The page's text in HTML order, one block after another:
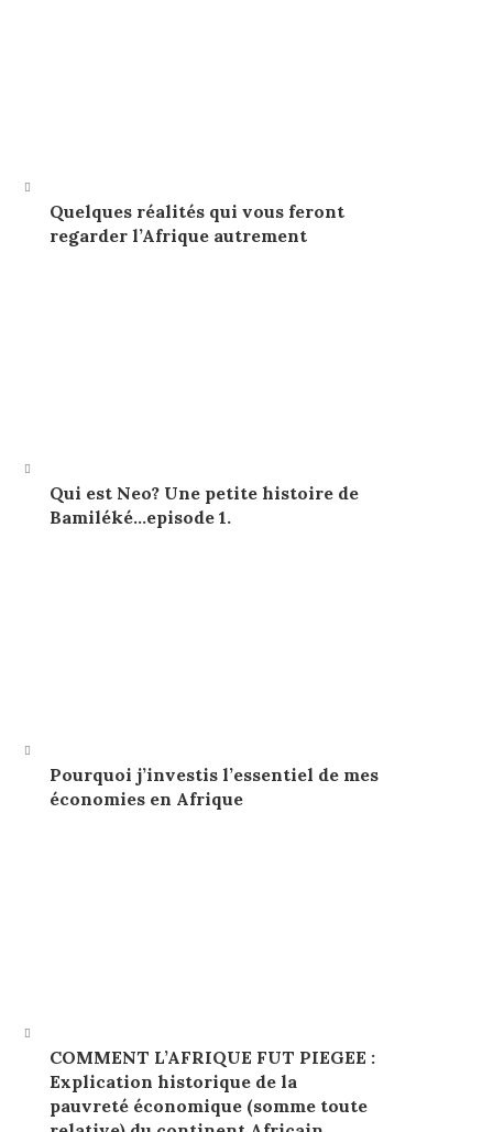
Quelques réalités qui vous feront
regarder l’Afrique autrement
Qui est Neo? Une petite histoire de
Bamiléké…episode 1.
Pourquoi j’investis l’essentiel de mes
économies en Afrique
COMMENT L’AFRIQUE FUT PIEGEE :
Explication historique de la
pauvreté économique (somme toute